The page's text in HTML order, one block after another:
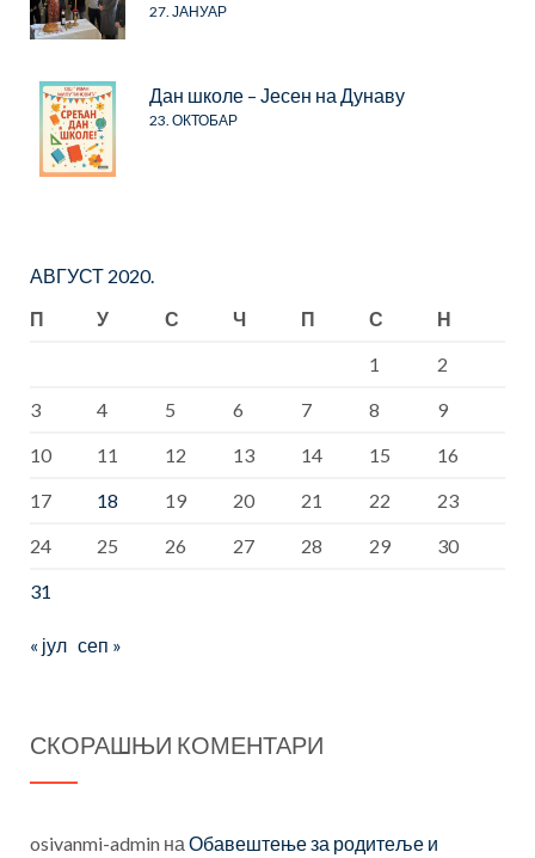
27. ЈАНУАР
Дан школе – Јесен на Дунаву
23. ОКТОБАР
АВГУСТ 2020.
П
У С Ч П С
Н
1
2
3
4 5 6 7 8
9
10
11 12 13 14 15
16
17
18 19 20 21 22
23
24
25 26 27 28 29
30
31
« јул сеп »
СКОРАШЊИ КОМЕНТАРИ
osivanmi-admin на Обавештење за родитеље и